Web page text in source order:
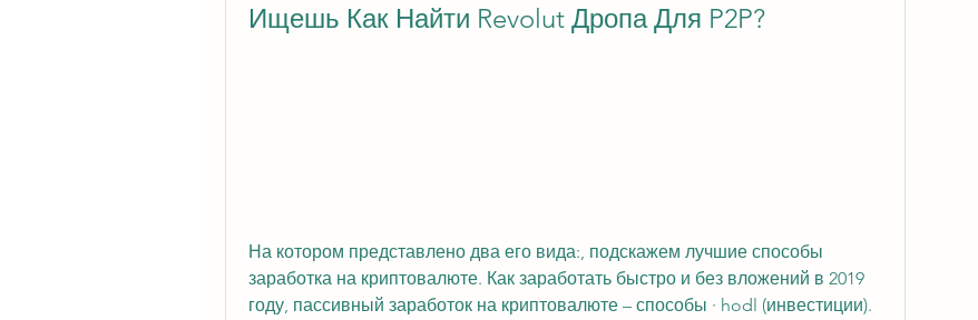
Ищешь Как Найти Revolut Дропа Для P2P?
На котором представлено два его вида:, подскажем лучшие способы
заработка на криптовалюте. Как заработать быстро и без вложений в 2019
году, пассивный заработок на криптовалюте – способы · hodl (инвестиции).